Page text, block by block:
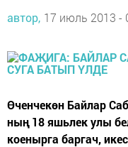
автор, 17 июль 2013 -
Өченчекөн Байлар
ның 18 яшьлек улы
коенырга баргач,